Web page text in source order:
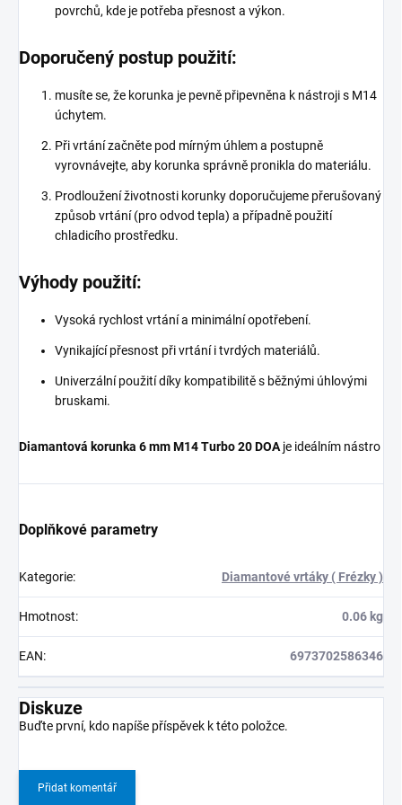
povrchů, kde je potřeba přesnost a výkon.
Doporučený postup použití:
musíte se, že korunka je pevně připevněna k nástroji s M14
úchytem.
Při vrtání začněte pod mírným úhlem a postupně
vyrovnávejte, aby korunka správně pronikla do materiálu.
Prodloužení životnosti korunky doporučujeme přerušovaný
způsob vrtání (pro odvod tepla) a případně použití
chladicího prostředku.
Výhody použití:
Vysoká rychlost vrtání a minimální opotřebení.
Vynikající přesnost při vrtání i tvrdých materiálů.
Univerzální použití díky kompatibilitě s běžnými úhlovými
bruskami.
Diamantová korunka 6 mm M14 Turbo 20 DOAje ideálním nástro
Doplňkové parametry
Kategorie: Diamantové vrtáky ( Frézky )
Hmotnost: 0.06 kg
EAN: 6973702586346
Diskuze
Buďte první, kdo napíše příspěvek k této položce.
Přidat komentář